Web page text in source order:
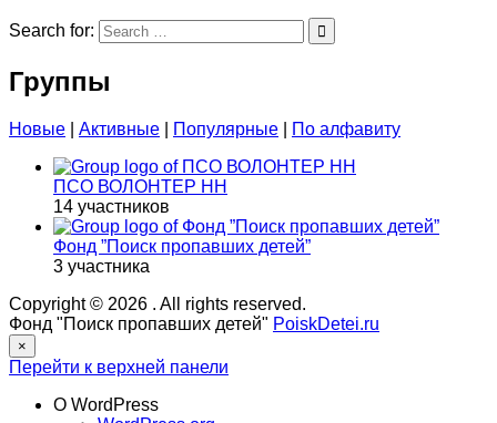
Search for:
Группы
Новые Активные Популярные По алфавиту
ПСО ВОЛОНТЕР НН
14 участников
Фонд ”Поиск пропавших детей”
3 участника
Copyright © 2026 . All rights reserved.
Фонд "Поиск пропавших детей" PoiskDetei.ru
×
Перейти к верхней панели
О WordPress